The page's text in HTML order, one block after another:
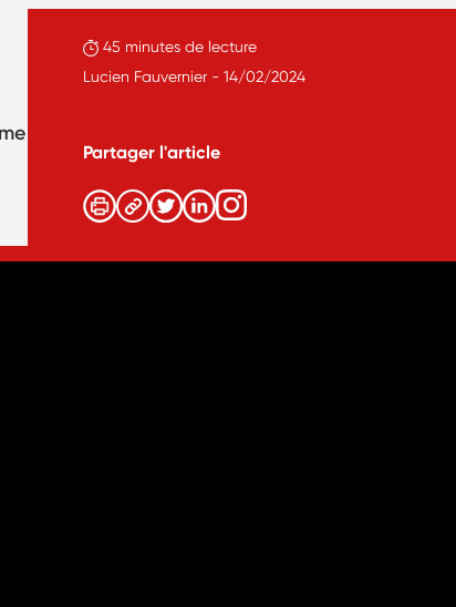
45 minutes de lecture
Lucien Fauvernier - 14/02/2024
Partager l'article